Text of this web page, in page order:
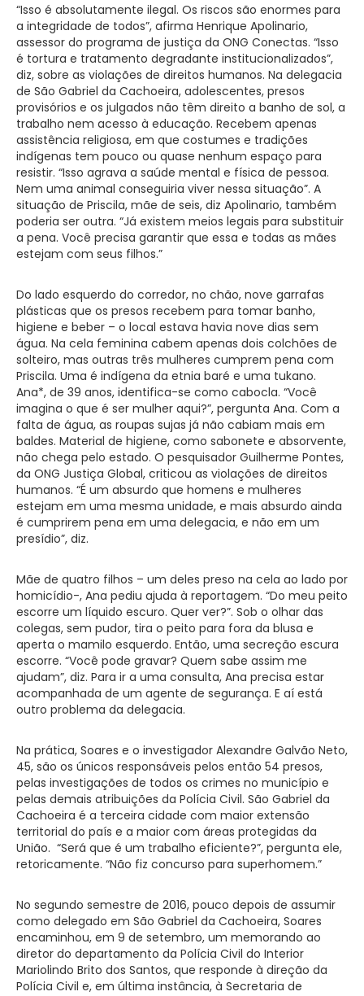
“Isso é absolutamente ilegal. Os riscos são enormes para
a integridade de todos”, afirma Henrique Apolinario,
assessor do programa de justiça da ONG Conectas. “Isso
é tortura e tratamento degradante institucionalizados”,
diz, sobre as violações de direitos humanos. Na delegacia
de São Gabriel da Cachoeira, adolescentes, presos
provisórios e os julgados não têm direito a banho de sol, a
trabalho nem acesso à educação. Recebem apenas
assistência religiosa, em que costumes e tradições
indígenas tem pouco ou quase nenhum espaço para
resistir. “Isso agrava a saúde mental e física de pessoa.
Nem uma animal conseguiria viver nessa situação”. A
situação de Priscila, mãe de seis, diz Apolinario, também
poderia ser outra. “Já existem meios legais para substituir
a pena. Você precisa garantir que essa e todas as mães
estejam com seus filhos.”
Do lado esquerdo do corredor, no chão, nove garrafas
plásticas que os presos recebem para tomar banho,
higiene e beber – o local estava havia nove dias sem
água. Na cela feminina cabem apenas dois colchões de
solteiro, mas outras três mulheres cumprem pena com
Priscila. Uma é indígena da etnia baré e uma tukano.
Ana*, de 39 anos, identifica-se como cabocla. “Você
imagina o que é ser mulher aqui?”, pergunta Ana. Com a
falta de água, as roupas sujas já não cabiam mais em
baldes. Material de higiene, como sabonete e absorvente,
não chega pelo estado. O pesquisador Guilherme Pontes,
da ONG Justiça Global, criticou as violações de direitos
humanos. “É um absurdo que homens e mulheres
estejam em uma mesma unidade, e mais absurdo ainda
é cumprirem pena em uma delegacia, e não em um
presídio”, diz.
Mãe de quatro filhos – um deles preso na cela ao lado por
homicídio-, Ana pediu ajuda à reportagem. “Do meu peito
escorre um líquido escuro. Quer ver?”. Sob o olhar das
colegas, sem pudor, tira o peito para fora da blusa e
aperta o mamilo esquerdo. Então, uma secreção escura
escorre. “Você pode gravar? Quem sabe assim me
ajudam”, diz. Para ir a uma consulta, Ana precisa estar
acompanhada de um agente de segurança. E aí está
outro problema da delegacia.
Na prática, Soares e o investigador Alexandre Galvão Neto,
45, são os únicos responsáveis pelos então 54 presos,
pelas investigações de todos os crimes no município e
pelas demais atribuições da Polícia Civil. São Gabriel da
Cachoeira é a terceira cidade com maior extensão
territorial do país e a maior com áreas protegidas da
União. “Será que é um trabalho eficiente?”, pergunta ele,
retoricamente. “Não fiz concurso para superhomem.”
No segundo semestre de 2016, pouco depois de assumir
como delegado em São Gabriel da Cachoeira, Soares
encaminhou, em 9 de setembro, um memorando ao
diretor do departamento da Polícia Civil do Interior
Mariolindo Brito dos Santos, que responde à direção da
Polícia Civil e, em última instância, à Secretaria de